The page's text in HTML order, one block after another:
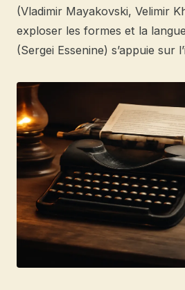
(Vladimir Mayakovski, Velimir
exploser les formes et la
(Sergei Essenine) s’appuie sur